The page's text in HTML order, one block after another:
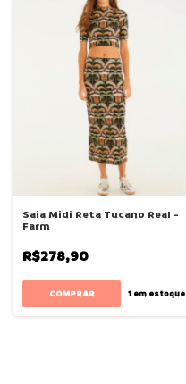
Saia Midi Reta Tucano Real -
Farm
R$278,90
COMPRAR 1em estoque